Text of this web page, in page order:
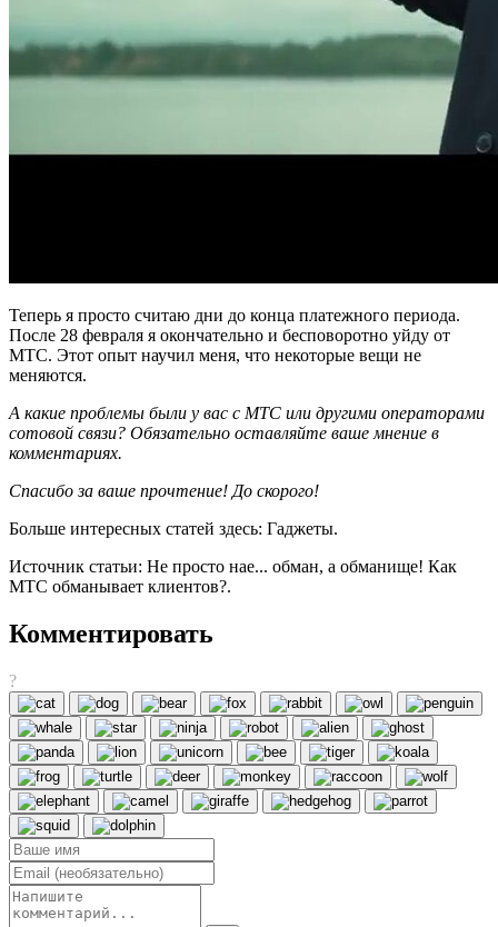
Теперь я просто считаю дни до конца платежного периода.
После 28 февраля я окончательно и бесповоротно уйду от
МТС. Этот опыт научил меня, что некоторые вещи не
меняются.
А какие проблемы были у вас с МТС или другими операторами
сотовой связи? Обязательно оставляйте ваше мнение в
комментариях.
Спасибо за ваше прочтение! До скорого!
Больше интересных статей здесь: Гаджеты.
Источник статьи: Не просто нае... обман, а обманище! Как
МТС обманывает клиентов?.
Комментировать
?